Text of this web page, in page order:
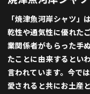
「焼津魚河岸シャツ」
乾性や通気性に優れた
業関係者がもらった手
たことに由来するとい
言われています。今で
愛されると共にお土産